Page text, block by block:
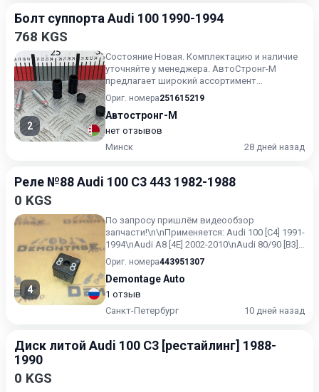
Болт суппорта Audi 100 1990-1994
768 KGS
2
Состояние Новая. Комплектацию и наличие
уточняйте у менеджера. АвтоСтронг-М
предлагает широкий ассортимент
оригинальных новых и б/у запчас...
Ориг. номера251615219
Автостронг-М
нет отзывов
Минск
28 дней назад
Реле №88 Audi 100 C3 443 1982-1988
0 KGS
4
По запросу пришлём видеообзор
запчасти!\n\nПрименяется: Audi 100 [C4] 1991-
1994\nAudi A8 [4E] 2002-2010\nAudi 80/90 [B3]
1986-1991\nAudi 100...
Ориг. номера443951307
Demontage Auto
1 отзыв
Санкт-Петербург
10 дней назад
Диск литой Audi 100 С3 [рестайлинг] 1988-
1990
0 KGS